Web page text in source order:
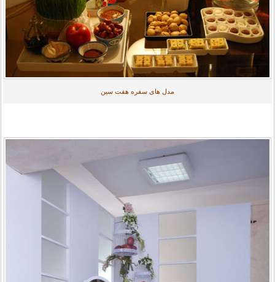
مدل های سفره هفت سین